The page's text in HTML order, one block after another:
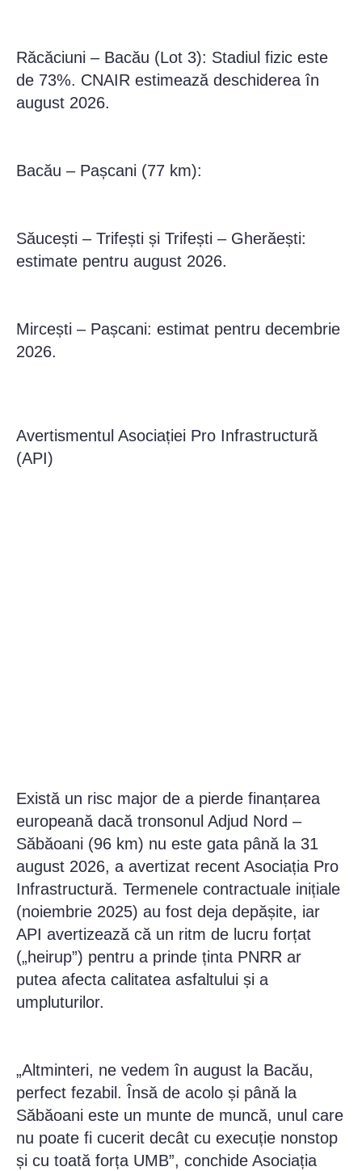
Răcăciuni – Bacău (Lot 3): Stadiul fizic este
de 73%. CNAIR estimează deschiderea în
august 2026.
Bacău – Pașcani (77 km):
Săucești – Trifești și Trifești – Gherăești:
estimate pentru august 2026.
Mircești – Pașcani: estimat pentru decembrie
2026.
Avertismentul Asociației Pro Infrastructură
(API)
Există un risc major de a pierde finanțarea
europeană dacă tronsonul Adjud Nord –
Săbăoani (96 km) nu este gata până la 31
august 2026, a avertizat recent Asociația Pro
Infrastructură. Termenele contractuale inițiale
(noiembrie 2025) au fost deja depășite, iar
API avertizează că un ritm de lucru forțat
(„heirup”) pentru a prinde ținta PNRR ar
putea afecta calitatea asfaltului și a
umpluturilor.
„Altminteri, ne vedem în august la Bacău,
perfect fezabil. Însă de acolo și până la
Săbăoani este un munte de muncă, unul care
nu poate fi cucerit decât cu execuție nonstop
și cu toată forța UMB”, conchide Asociația